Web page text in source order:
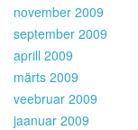
november 2009
september 2009
aprill 2009
märts 2009
veebruar 2009
jaanuar 2009